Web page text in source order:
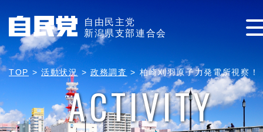
自由民主党
新潟県支部連合会
TOP >活動状況 > 政務調査 > 柏崎刈羽原子力発電所視察！
ACTIVITY